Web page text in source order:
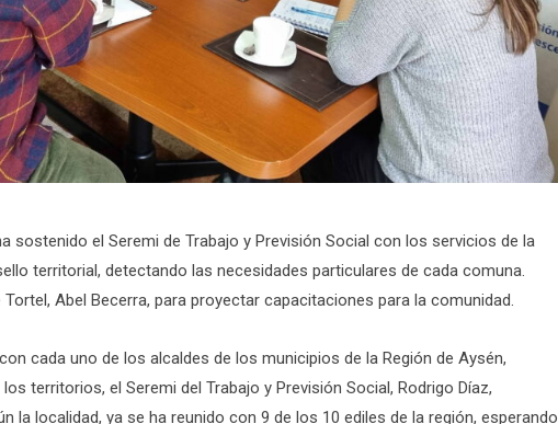
sostenido el Seremi de Trabajo y Previsión Social con los servicios de la
territorial, detectando las necesidades particulares de cada comuna.
Abel Becerra, para proyectar capacitaciones para la comunidad.
cada uno de los alcaldes de los municipios de la Región de Aysén,
territorios, el Seremi del Trabajo y Previsión Social, Rodrigo Díaz,
la localidad, ya se ha reunido con 9 de los 10 ediles de la región, esperando